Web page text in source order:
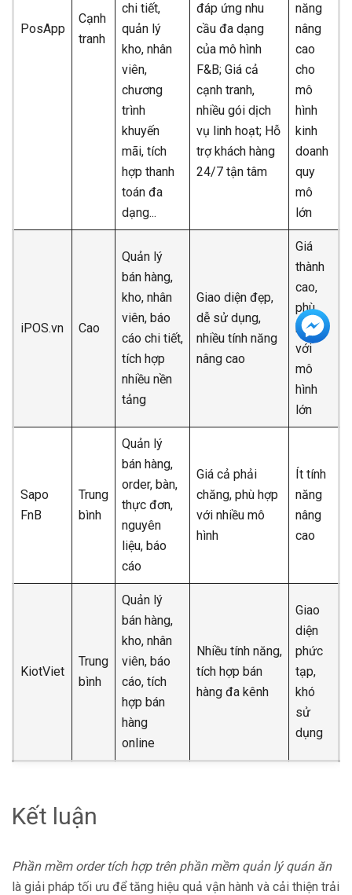
PosApp
Cạnh
tranh
chi tiết,
quản lý
kho, nhân
viên,
chương
trình
khuyến
mãi, tích
hợp thanh
toán đa
dạng...
đáp ứng nhu
cầu đa dạng
của mô hình
F&B; Giá cả
cạnh tranh,
nhiều gói dịch
vụ linh hoạt; Hỗ
trợ khách hàng
24/7 tận tâm
năng
nâng
cao
cho
mô
hình
kinh
doanh
quy
mô
lớn
iPOS.vn Cao
Quản lý
bán hàng,
kho, nhân
viên, báo
cáo chi tiết,
tích hợp
nhiều nền
tảng
Giao diện đẹp,
dễ sử dụng,
nhiều tính năng
nâng cao
Giá
thành
cao,
phù
hợp
với
mô
hình
lớn
Sapo
FnB
Trung
bình
Quản lý
bán hàng,
order, bàn,
thực đơn,
nguyên
liệu, báo
cáo
Giá cả phải
chăng, phù hợp
với nhiều mô
hình
Ít tính
năng
nâng
cao
KiotViet
Trung
bình
Quản lý
bán hàng,
kho, nhân
viên, báo
cáo, tích
hợp bán
hàng
online
Nhiều tính năng,
tích hợp bán
hàng đa kênh
Giao
diện
phức
tạp,
khó
sử
dụng
Kết luận
Phần mềm order tích hợp trên phần mềm quản lý quán ăn
là giải pháp tối ưu để tăng hiệu quả vận hành và cải thiện trải